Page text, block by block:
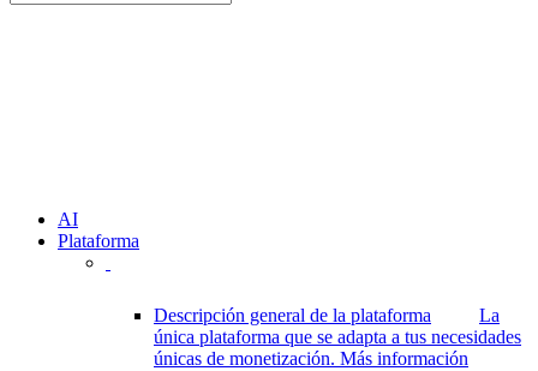
AI
Plataforma
Descripción general de la plataforma
La
única plataforma que se adapta a tus necesidades
únicas de monetización. Más información